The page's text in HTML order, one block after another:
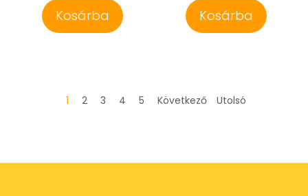
Kosárba Kosárba
1 2 3 4 5 Következő Utolsó